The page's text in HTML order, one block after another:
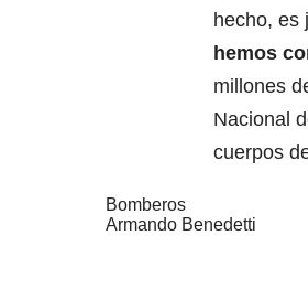
hecho, es
hemos
millones
Nacional
cuerpos
Bomberos
Armando Benedetti